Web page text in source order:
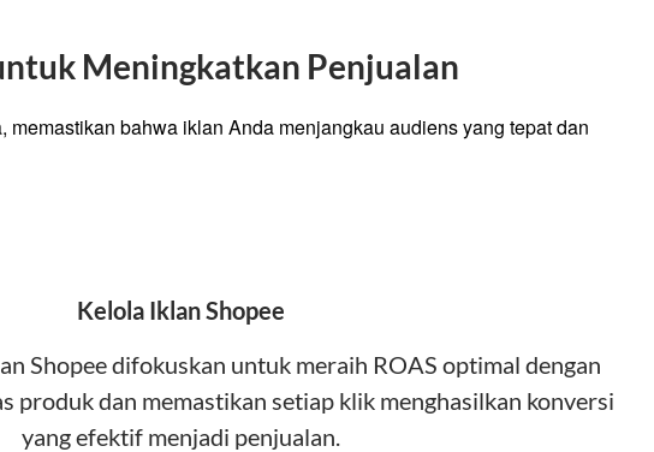
Meningkatkan Penjualan
bahwa iklan Anda menjangkau audiens yang tepat dan
Kelola Iklan Shopee
Shopee difokuskan untuk meraih ROAS optimal dengan
produk dan memastikan setiap klik menghasilkan konversi
yang efektif menjadi penjualan.